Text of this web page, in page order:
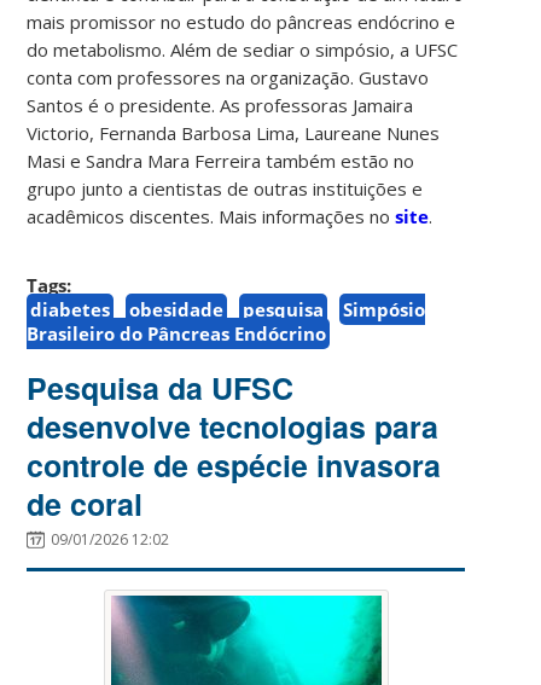
mais promissor no estudo do pâncreas endócrino e
do metabolismo. Além de sediar o simpósio, a UFSC
conta com professores na organização. Gustavo
Santos é o presidente. As professoras Jamaira
Victorio, Fernanda Barbosa Lima, Laureane Nunes
Masi e Sandra Mara Ferreira também estão no
grupo junto a cientistas de outras instituições e
acadêmicos discentes. Mais informações nosite.
Tags:
diabetes
obesidade pesquisa
Simpósio
Brasileiro do Pâncreas Endócrino
Pesquisa da UFSC
desenvolve tecnologias para
controle de espécie invasora
de coral
09/01/2026 12:02